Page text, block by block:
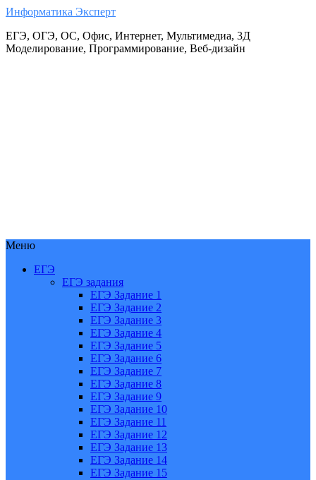
Информатика Эксперт
ЕГЭ, ОГЭ, ОС, Офис, Интернет, Мультимедиа, 3Д
Моделирование, Программирование, Веб-дизайн
Меню
ЕГЭ
ЕГЭ задания
ЕГЭ Задание 1
ЕГЭ Задание 2
ЕГЭ Задание 3
ЕГЭ Задание 4
ЕГЭ Задание 5
ЕГЭ Задание 6
ЕГЭ Задание 7
ЕГЭ Задание 8
ЕГЭ Задание 9
ЕГЭ Задание 10
ЕГЭ Задание 11
ЕГЭ Задание 12
ЕГЭ Задание 13
ЕГЭ Задание 14
ЕГЭ Задание 15